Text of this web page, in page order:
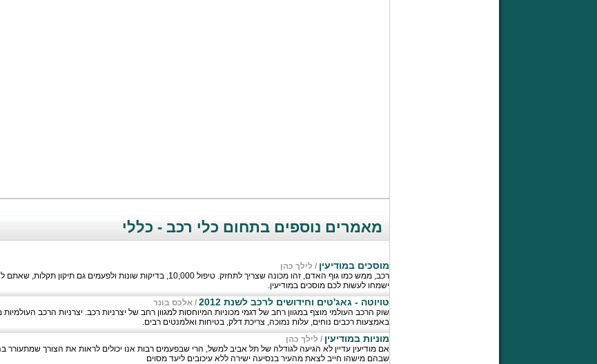
מאמרים נוספים בתחום כלי רכב - כללי
מוסכים במודיעין /לילך כהן
רכב, ממש כמו גוף האדם, זהו מכונה שצריך לתחזק. טיפול 10,000, בדיקות שונות
ישמחו לעשות לכם מוסכים במודיעין.
טויוטה - גאג'טים וחידושים לרכב לשנת 2012 /אלכס בונר
שוק הרכב העולמי מוצף במגוון רחב של דגמי מכוניות המיוחסות למגוון רחב של יצרניות רכב. יצרניות הרכב
באמצעות רכבים נוחים, עלות נמוכה, צריכת דלק, בטיחות ואלמנטים רבים.
מוניות במודיעין /לילך כהן
אם מודיעין עדיין לא הגיעה לגודלה של תל אביב למשל, הרי שבפעמים רבות אנו יכולים לראות את הצורך שמתעורר
שבהם מישהו חייב לצאת מהעיר בנסיעה ישירה ללא עיכובים ליעד מסוים